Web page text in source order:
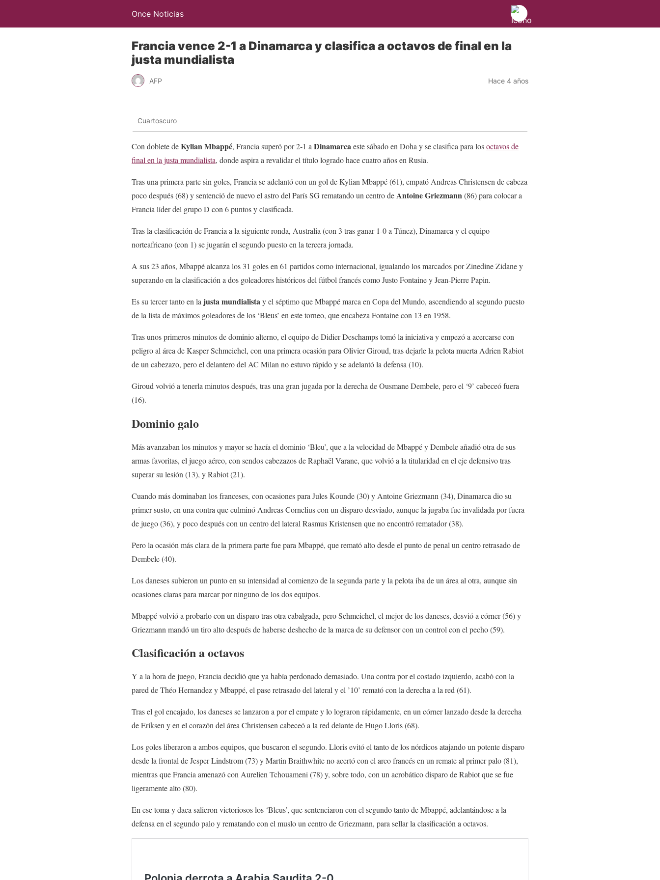
Once Noticias
Francia vence 2-1 a Dinamarca y clasifica a octavos de final en la
justa mundialista
AFP Hace 4 años
Cuartoscuro
Con doblete deKylian Mbappé, Francia superó por 2-1 a Dinamarcaeste sábado en Doha y se clasifica para losoctavos de
final en la justa mundialista, donde aspira a revalidar el título logrado hace cuatro años en Rusia.
Tras una primera parte sin goles, Francia se adelantó con un gol de Kylian Mbappé (61), empató Andreas Christensen de cabeza
poco después (68) y sentenció de nuevo el astro del París SG rematando un centro deAntoine Griezmann(86) para colocar a
Francia líder del grupo D con 6 puntos y clasificada.
Tras la clasificación de Francia a la siguiente ronda, Australia (con 3 tras ganar 1-0 a Túnez), Dinamarca y el equipo
norteafricano (con 1) se jugarán el segundo puesto en la tercera jornada.
A sus 23 años, Mbappé alcanza los 31 goles en 61 partidos como internacional, igualando los marcados por Zinedine Zidane y
superando en la clasificación a dos goleadores históricos del fútbol francés como Justo Fontaine y Jean-Pierre Papin.
Es su tercer tanto en la justa mundialistay el séptimo que Mbappé marca en Copa del Mundo, ascendiendo al segundo puesto
de la lista de máximos goleadores de los ‘Bleus’ en este torneo, que encabeza Fontaine con 13 en 1958.
Tras unos primeros minutos de dominio alterno, el equipo de Didier Deschamps tomó la iniciativa y empezó a acercarse con
peligro al área de Kasper Schmeichel, con una primera ocasión para Olivier Giroud, tras dejarle la pelota muerta Adrien Rabiot
de un cabezazo, pero el delantero del AC Milan no estuvo rápido y se adelantó la defensa (10).
Giroud volvió a tenerla minutos después, tras una gran jugada por la derecha de Ousmane Dembele, pero el ‘9’ cabeceó fuera
(16).
Dominio galo
Más avanzaban los minutos y mayor se hacía el dominio ‘Bleu’, que a la velocidad de Mbappé y Dembele añadió otra de sus
armas favoritas, el juego aéreo, con sendos cabezazos de Raphaël Varane, que volvió a la titularidad en el eje defensivo tras
superar su lesión (13), y Rabiot (21).
Cuando más dominaban los franceses, con ocasiones para Jules Kounde (30) y Antoine Griezmann (34), Dinamarca dio su
primer susto, en una contra que culminó Andreas Cornelius con un disparo desviado, aunque la jugaba fue invalidada por fuera
de juego (36), y poco después con un centro del lateral Rasmus Kristensen que no encontró rematador (38).
Pero la ocasión más clara de la primera parte fue para Mbappé, que remató alto desde el punto de penal un centro retrasado de
Dembele (40).
Los daneses subieron un punto en su intensidad al comienzo de la segunda parte y la pelota iba de un área al otra, aunque sin
ocasiones claras para marcar por ninguno de los dos equipos.
Mbappé volvió a probarlo con un disparo tras otra cabalgada, pero Schmeichel, el mejor de los daneses, desvió a córner (56) y
Griezmann mandó un tiro alto después de haberse deshecho de la marca de su defensor con un control con el pecho (59).
Clasificación a octavos
Y a la hora de juego, Francia decidió que ya había perdonado demasiado. Una contra por el costado izquierdo, acabó con la
pared de Théo Hernandez y Mbappé, el pase retrasado del lateral y el ’10’ remató con la derecha a la red (61).
Tras el gol encajado, los daneses se lanzaron a por el empate y lo lograron rápidamente, en un córner lanzado desde la derecha
de Eriksen y en el corazón del área Christensen cabeceó a la red delante de Hugo Lloris (68).
Los goles liberaron a ambos equipos, que buscaron el segundo. Lloris evitó el tanto de los nórdicos atajando un potente disparo
desde la frontal de Jesper Lindstrom (73) y Martin Braithwhite no acertó con el arco francés en un remate al primer palo (81),
mientras que Francia amenazó con Aurelien Tchouameni (78) y, sobre todo, con un acrobático disparo de Rabiot que se fue
ligeramente alto (80).
En ese toma y daca salieron victoriosos los ‘Bleus’, que sentenciaron con el segundo tanto de Mbappé, adelantándose a la
defensa en el segundo palo y rematando con el muslo un centro de Griezmann, para sellar la clasificación a octavos.